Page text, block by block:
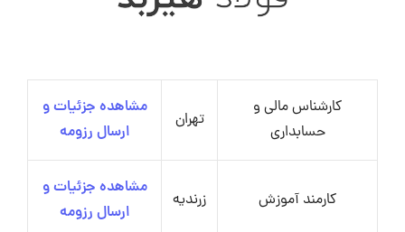
کارشناس مالی و
حسابداری
تهران
مشاهده جزئیات و
ارسال رزومه
کارمند آموزش زرندیه
مشاهده جزئیات و
ارسال رزومه